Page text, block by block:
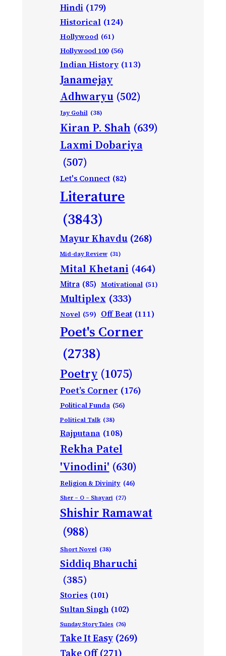
Hindi (179)
Historical (124)
Hollywood (61)
Hollywood 100 (56)
Indian History (113)
Janamejay
Adhwaryu (502)
Jay Gohil (38)
Kiran P. Shah (639)
Laxmi Dobariya
(507)
Let's Connect (82)
Literature
(3843)
Mayur Khavdu (268)
Mid-day Review (31)
Mital Khetani (464)
Mitra (85) Motivational (51)
Multiplex (333)
Novel (59) Off Beat (111)
Poet's Corner
(2738)
Poetry (1075)
Poet’s Corner (176)
Political Funda (56)
Political Talk (38)
Rajputana (108)
Rekha Patel
'Vinodini' (630)
Religion & Divinity (46)
Sher – O – Shayari (27)
Shishir Ramawat
(988)
Short Novel (38)
Siddiq Bharuchi
(385)
Stories (101)
Sultan Singh (102)
Sunday Story Tales (26)
Take It Easy (269)
Take Off (271)